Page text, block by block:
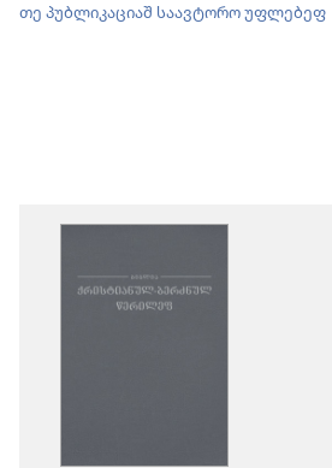
თე პუბლიკაციაშ საავტორო უფლებეფ